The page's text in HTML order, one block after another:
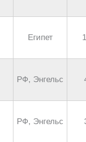
Египет
РФ, Энгельс
РФ, Энгельс